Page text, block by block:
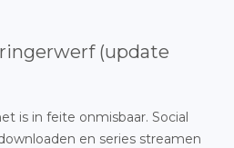
(update
is in feite onmisbaar. Social
en series streamen